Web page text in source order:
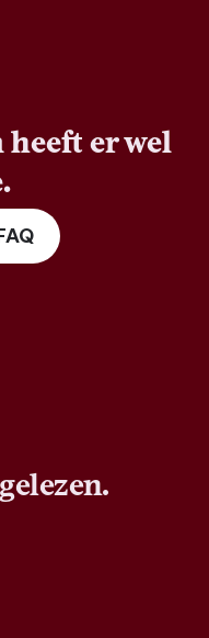
heeft er wel